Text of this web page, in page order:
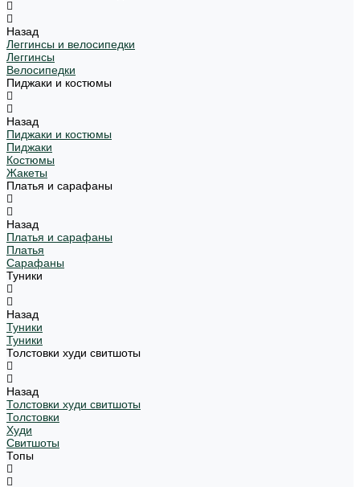
Назад
Леггинсы и велосипедки
Леггинсы
Велосипедки
Пиджаки и костюмы
Назад
Пиджаки и костюмы
Пиджаки
Костюмы
Жакеты
Платья и сарафаны
Назад
Платья и сарафаны
Платья
Сарафаны
Туники
Назад
Туники
Туники
Толстовки худи свитшоты
Назад
Толстовки худи свитшоты
Толстовки
Худи
Свитшоты
Топы